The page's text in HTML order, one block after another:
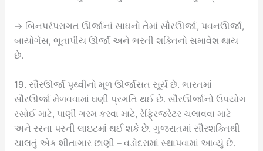
→ બિનપરંપરાગત ઊર્જાનાં સાધનો તેમાં સૌરઊર્જા, પવનઊર્જા,
બાયોગેસ, ભૂતાપીય ઊર્જા અને ભરતી શક્તિનો સમાવેશ થાય
છે.
19. સૌરઊર્જા પૃથ્વીનો મૂળ ઊર્જાસત સૂર્ય છે. ભારતમાં
સૌરઊર્જા મેળવવામાં ઘણી પ્રગતિ થઈ છે. સૌરઊર્જાનો ઉપયોગ
રસોઈ માટે, પાણી ગરમ કરવા માટે, રેફ્રિજરેટર ચલાવવા માટે
અને રસ્તા પરની લાઇટમાં થઈ શકે છે. ગુજરાતમાં સૌરશક્તિથી
ચાલતું એક શીતાગાર છાણી – વડોદરામાં સ્થાપવામાં આવ્યું છે.